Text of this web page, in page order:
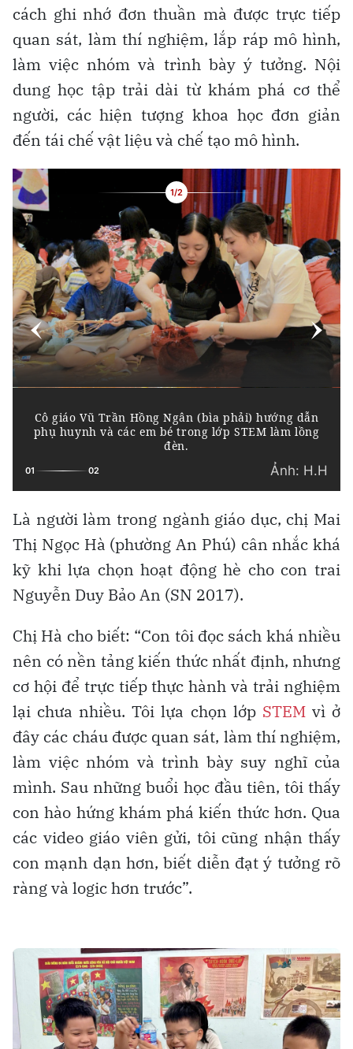
cách ghi nhớ đơn thuần mà được trực tiếp
quan sát, làm thí nghiệm, lắp ráp mô hình,
làm việc nhóm và trình bày ý tưởng. Nội
dung học tập trải dài từ khám phá cơ thể
người, các hiện tượng khoa học đơn giản
đến tái chế vật liệu và chế tạo mô hình.
Là người làm trong ngành giáo dục, chị Mai
Thị Ngọc Hà (phường An Phú) cân nhắc khá
kỹ khi lựa chọn hoạt động hè cho con trai
Nguyễn Duy Bảo An (SN 2017).
Chị Hà cho biết: “Con tôi đọc sách khá nhiều
nên có nền tảng kiến thức nhất định, nhưng
cơ hội để trực tiếp thực hành và trải nghiệm
lại chưa nhiều. Tôi lựa chọn lớp STEMvì ở
đây các cháu được quan sát, làm thí nghiệm,
làm việc nhóm và trình bày suy nghĩ của
mình. Sau những buổi học đầu tiên, tôi thấy
con hào hứng khám phá kiến thức hơn. Qua
các video giáo viên gửi, tôi cũng nhận thấy
con mạnh dạn hơn, biết diễn đạt ý tưởng rõ
ràng và logic hơn trước”.